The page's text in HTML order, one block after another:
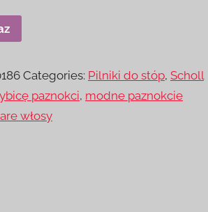
Categories: Pilniki do stóp,Scholl
paznokci, modne paznokcie
włosy